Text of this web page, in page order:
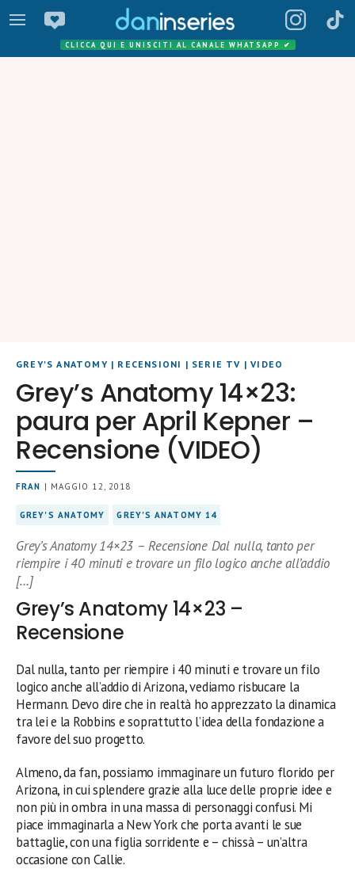
CLICCA QUI E UNISCITI AL CANALE WHATSAPP ✔
GREY'S ANATOMY| RECENSIONI | SERIE TV |VIDEO
Grey’s Anatomy 14×23:
paura per April Kepner –
Recensione (VIDEO)
FRAN | MAGGIO 12, 2018
GREY'S ANATOMY GREY'S ANATOMY 14
Grey’s Anatomy 14×23 – Recensione Dal nulla, tanto per
riempire i 40 minuti e trovare un filo logico anche all’addio
[…]
Grey’s Anatomy 14×23 –
Recensione
Dal nulla, tanto per riempire i 40 minuti e trovare un filo
logico anche all’addio di Arizona, vediamo risbucare la
Hermann. Devo dire che in realtà ho apprezzato la dinamica
tra lei e la Robbins e soprattutto l’idea della fondazione a
favore del suo progetto.
Almeno, da fan, possiamo immaginare un futuro florido per
Arizona, in cui splendere grazie alla luce delle proprie idee e
non più in ombra in una massa di personaggi confusi. Mi
piace immaginarla a New York che porta avanti le sue
battaglie, con una figlia sorridente e – chissà – un’altra
occasione con Callie.